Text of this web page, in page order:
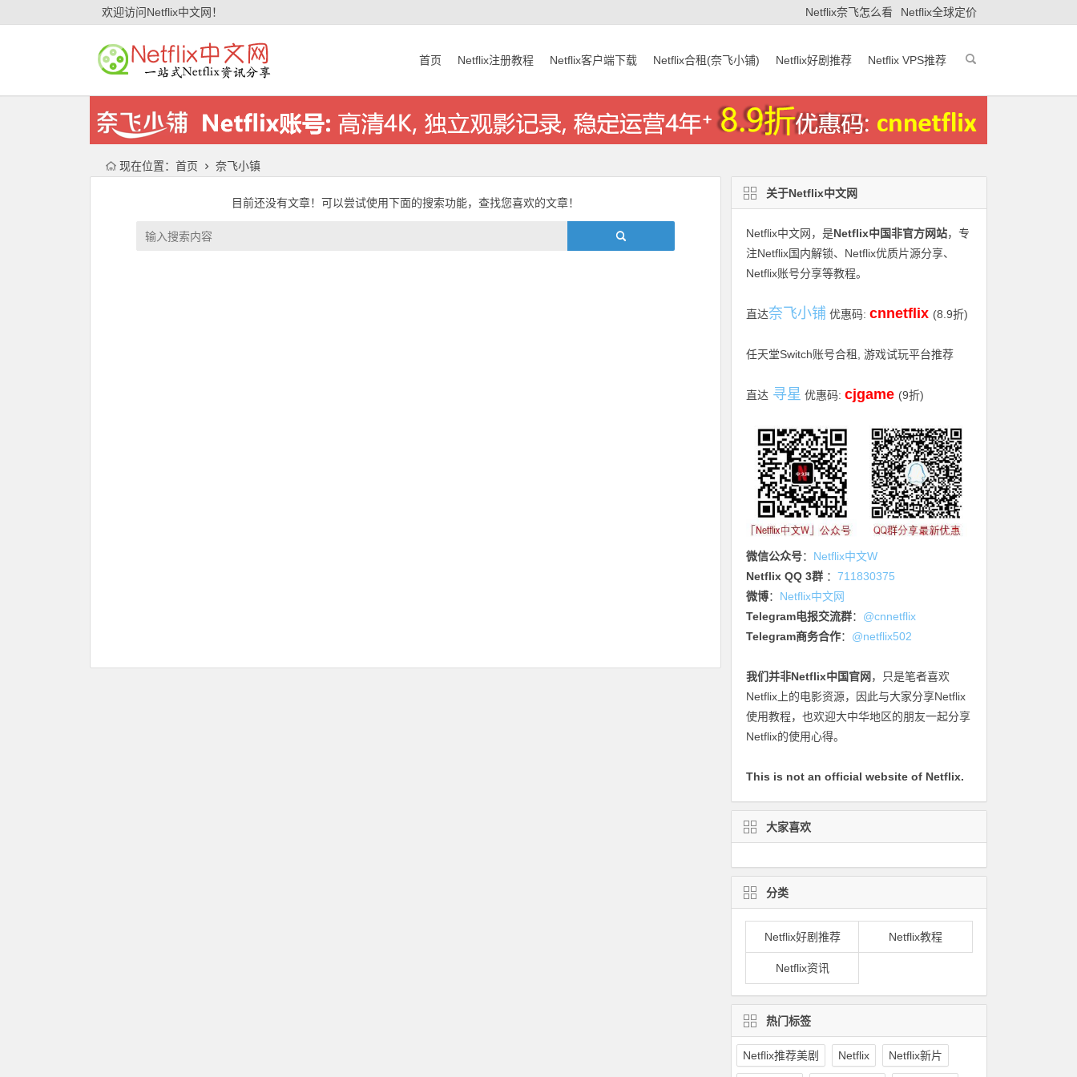
欢迎访问Netflix中文网！ Netflix奈飞怎么看 Netflix全球定价
首页 Netflix注册教程 Netflix客户端下载 Netflix合租(奈飞小铺) Netflix好剧推荐 Netflix VPS推荐
现在位置： 首页 奈飞小镇
目前还没有文章！可以尝试使用下面的搜索功能，查找您喜欢的文章！
关于Netflix中文网
Netflix中文网 ，是Netflix中国非官方网站，专
注Netflix国内解锁、Netflix优质片源分享、
Netflix账号分享等教程。
直达奈飞小铺 优惠码: cnnetflix (8.9折)
任天堂Switch账号合租, 游戏试玩平台推荐
直达寻星 优惠码: cjgame (9折)
微信公众号： Netflix中文W
Netflix QQ 3群 ： 711830375
微博： Netflix中文网
Telegram电报交流群： @cnnetflix
Telegram商务合作： @netflix502
我们并非Netflix中国官网 ，只是笔者喜欢
Netflix上的电影资源，因此与大家分享Netflix
使用教程，也欢迎大中华地区的朋友一起分享
Netflix的使用心得。
This is not an official website of Netflix.
大家喜欢
分类
Netflix好剧推荐 Netflix教程
Netflix资讯
热门标签
Netflix推荐美剧 Netflix Netflix新片